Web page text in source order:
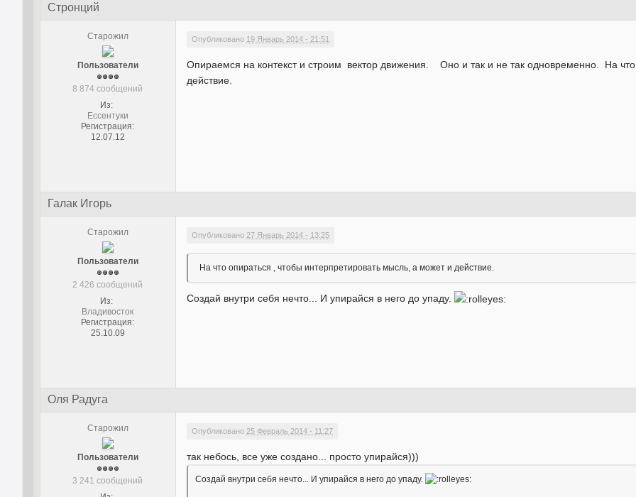
Стронций
Старожил
Пользователи
8 874 сообщений
Из:
Ессентуки
Регистрация:
12.07.12
Опубликовано 19 Январь 2014 - 21:51
Опираемся на контекст и строим вектор движения. Оно и так и не так одновременно. На
действие.
Галак Игорь
Старожил
Пользователи
2 426 сообщений
Из:
Владивосток
Регистрация:
25.10.09
Опубликовано 27 Январь 2014 - 13:25
На что опираться , чтобы интерпретировать мысль, а может и действие.
Создай внутри себя нечто... И упирайся в него до упаду.
Оля Радуга
Старожил
Пользователи
3 241 сообщений
Опубликовано 25 Февраль 2014 - 11:27
так небось, все уже создано... просто упирайся)))
Создай внутри себя нечто... И упирайся в него до упаду.